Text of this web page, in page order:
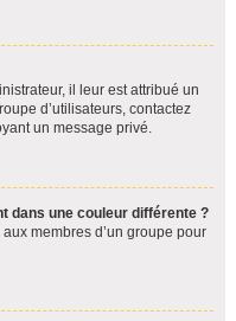
il leur est attribué un
d’utilisateurs, contactez
un message privé.
dans une couleur différente ?
membres d’un groupe pour